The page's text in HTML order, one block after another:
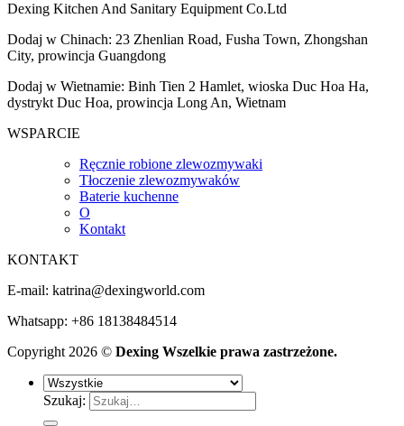
Dexing Kitchen And Sanitary Equipment Co.Ltd
Dodaj w Chinach: 23 Zhenlian Road, Fusha Town, Zhongshan
City, prowincja Guangdong
Dodaj w Wietnamie: Binh Tien 2 Hamlet, wioska Duc Hoa Ha,
dystrykt Duc Hoa, prowincja Long An, Wietnam
WSPARCIE
Ręcznie robione zlewozmywaki
Tłoczenie zlewozmywaków
Baterie kuchenne
O
Kontakt
KONTAKT
E-mail: katrina@dexingworld.com
Whatsapp: +86 18138484514
Copyright 2026 © Dexing Wszelkie prawa zastrzeżone.
Szukaj: